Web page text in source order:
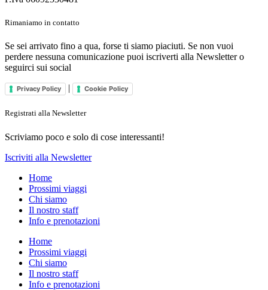
Rimaniamo in contatto
Se sei arrivato fino a qua, forse ti siamo piaciuti. Se non vuoi
perdere nessuna comunicazione puoi iscriverti alla Newsletter o
seguirci sui social
Privacy Policy | Cookie Policy
Registrati alla Newsletter
Scriviamo poco e solo di cose interessanti!
Iscriviti alla Newsletter
Home
Prossimi viaggi
Chi siamo
Il nostro staff
Info e prenotazioni
Home
Prossimi viaggi
Chi siamo
Il nostro staff
Info e prenotazioni